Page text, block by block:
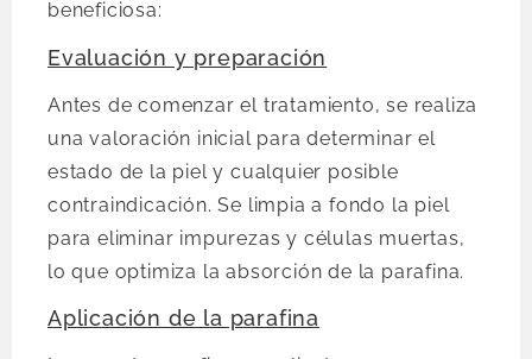
beneficiosa:
Evaluación y preparación
Antes de comenzar el tratamiento, se realiza
una valoración inicial para determinar el
estado de la piel y cualquier posible
contraindicación. Se limpia a fondo la piel
para eliminar impurezas y células muertas,
lo que optimiza la absorción de la parafina.
Aplicación de la parafina